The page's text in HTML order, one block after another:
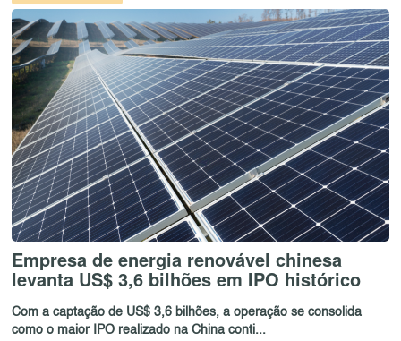
Empresa de energia renovável chinesa
levanta US$ 3,6 bilhões em IPO histórico
Com a captação de US$ 3,6 bilhões, a operação se consolida
como o maior IPO realizado na China conti...